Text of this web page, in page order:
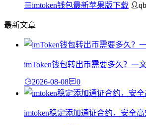
imtoken钱包最新苹果版下载
最新文章
imToken钱包转出币需要多久？一
2026-08-08 0
imtoken稳定添加通证合约，安全